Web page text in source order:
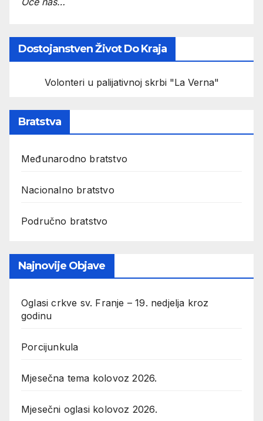
Dostojanstven Život Do Kraja
Volonteri u palijativnoj skrbi "La Verna"
Bratstva
Međunarodno bratstvo
Nacionalno bratstvo
Područno bratstvo
Najnovije Objave
Oglasi crkve sv. Franje – 19. nedjelja kroz
godinu
Porcijunkula
Mjesečna tema kolovoz 2026.
Mjesečni oglasi kolovoz 2026.